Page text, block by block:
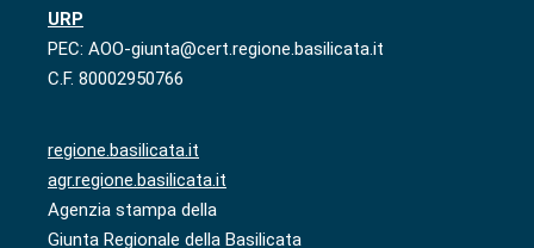
URP
PEC: AOO-giunta@cert.regione.basilicata.it
C.F. 80002950766
regione.basilicata.it
agr.regione.basilicata.it
Agenzia stampa della
Giunta Regionale della Basilicata